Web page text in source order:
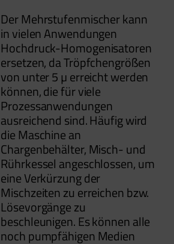
Der Mehrstufenmischer kann
in vielen Anwendungen
Hochdruck-Homogenisatoren
ersetzen, da Tröpfchengrößen
von unter 5 µ erreicht werden
können, die für viele
Prozessanwendungen
ausreichend sind. Häufig wird
die Maschine an
Chargenbehälter, Misch- und
Rührkessel angeschlossen, um
eine Verkürzung der
Mischzeiten zu erreichen bzw.
Lösevorgänge zu
beschleunigen. Es können alle
noch pumpfähigen Medien